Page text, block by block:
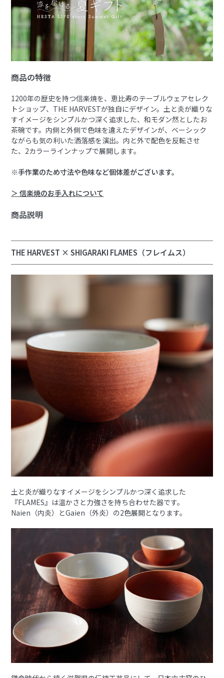
商品の特徴
1200年の歴史を持つ信楽焼を、恵比寿のテーブルウェアセレク
トショップ、THE HARVESTが独自にデザイン。土と炎が織りな
すイメージをシンプルかつ深く追求した、和モダン然としたお
茶碗です。内側と外側で色味を違えたデザインが、ベーシック
ながらも気の利いた洒落感を演出。内と外で配色を反転させ
た、2カラーラインナップで展開します。
※手作業のため寸法や色味など個体差がございます。
＞ 信楽焼のお手入れについて
商品説明
THE HARVEST × SHIGARAKI FLAMES（フレイムス）
土と炎が織りなすイメージをシンプルかつ深く追求した
『FLAMES』は温かさと力強さを持ち合わせた器です。
Naien（内炎）とGaien（外炎）の2色展開となります。